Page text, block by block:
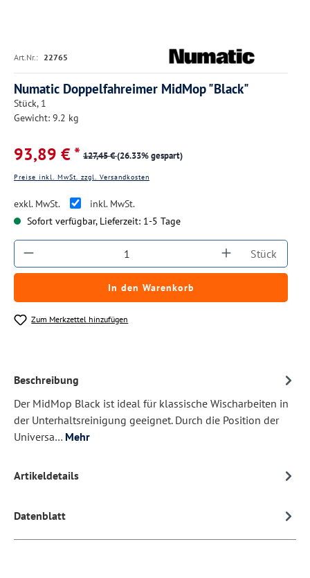
Art.Nr.: 22765
Numatic Doppelfahreimer MidMop "Black"
Stück, 1
Gewicht: 9.2 kg
93,89 € * 127,45 €(26.33% gespart)
Preise inkl. MwSt. zzgl. Versandkosten
exkl. MwSt.
inkl. MwSt.
Sofort verfügbar, Lieferzeit: 1-5 Tage
Produkt Anzahl: Gib den gewünschten
Stück
In den Warenkorb
Zum Merkzettel hinzufügen
Beschreibung
Der MidMop Black ist ideal für klassische Wischarbeiten in
der Unterhaltsreinigung geeignet. Durch die Position der
Universa… Mehr
Artikeldetails
Datenblatt